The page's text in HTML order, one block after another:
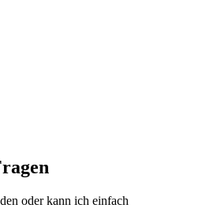
oder kann ich einfach